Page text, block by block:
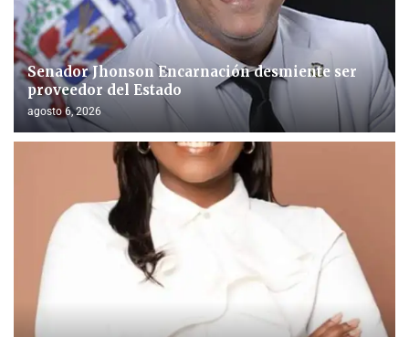
Senador Jhonson Encarnación desmiente ser
proveedor del Estado
agosto 6, 2026